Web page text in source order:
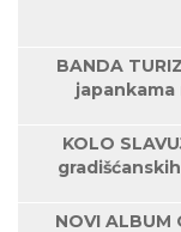
BANDA
japankama
KOLO
NOVI ALBUM